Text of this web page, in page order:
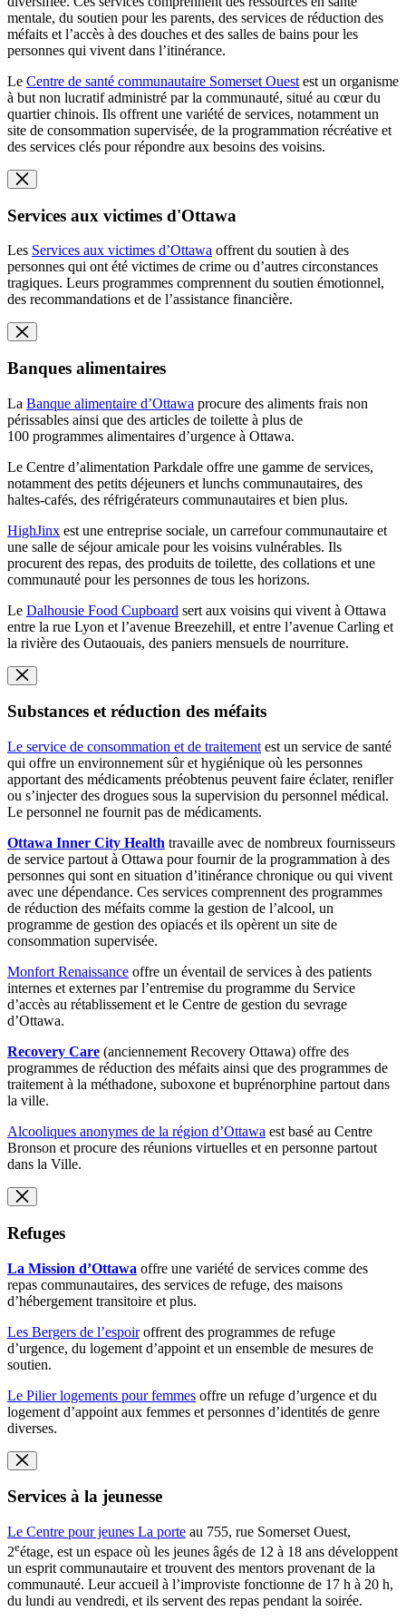
mentale, du soutien pour les parents, des services de réduction des
méfaits et l’accès à des douches et des salles de bains pour les
personnes qui vivent dans l’itinérance.
Le Centre de santé communautaire Somerset Ouest est un organisme
à but non lucratif administré par la communauté, situé au cœur du
quartier chinois. Ils offrent une variété de services, notamment un
site de consommation supervisée, de la programmation récréative et
des services clés pour répondre aux besoins des voisins.
Services aux victimes d'Ottawa
Les Services aux victimes d’Ottawa offrent du soutien à des
personnes qui ont été victimes de crime ou d’autres circonstances
tragiques. Leurs programmes comprennent du soutien émotionnel,
des recommandations et de l’assistance financière.
Banques alimentaires
La Banque alimentaire d’Ottawa procure des aliments frais non
périssables ainsi que des articles de toilette à plus de
100 programmes alimentaires d’urgence à Ottawa.
Le Centre d’alimentation Parkdale offre une gamme de services,
notamment des petits déjeuners et lunchs communautaires, des
haltes-cafés, des réfrigérateurs communautaires et bien plus.
HighJinx est une entreprise sociale, un carrefour communautaire et
une salle de séjour amicale pour les voisins vulnérables. Ils
procurent des repas, des produits de toilette, des collations et une
communauté pour les personnes de tous les horizons.
Le Dalhousie Food Cupboard sert aux voisins qui vivent à Ottawa
entre la rue Lyon et l’avenue Breezehill, et entre l’avenue Carling et
la rivière des Outaouais, des paniers mensuels de nourriture.
Substances et réduction des méfaits
Le service de consommation et de traitement est un service de santé
qui offre un environnement sûr et hygiénique où les personnes
apportant des médicaments préobtenus peuvent faire éclater, renifler
ou s’injecter des drogues sous la supervision du personnel médical.
Le personnel ne fournit pas de médicaments.
Ottawa Inner City Health travaille avec de nombreux fournisseurs
de service partout à Ottawa pour fournir de la programmation à des
personnes qui sont en situation d’itinérance chronique ou qui vivent
avec une dépendance. Ces services comprennent des programmes
de réduction des méfaits comme la gestion de l’alcool, un
programme de gestion des opiacés et ils opèrent un site de
consommation supervisée.
Monfort Renaissance offre un éventail de services à des patients
internes et externes par l’entremise du programme du Service
d’accès au rétablissement et le Centre de gestion du sevrage
d’Ottawa.
Recovery Care (anciennement Recovery Ottawa) offre des
programmes de réduction des méfaits ainsi que des programmes de
traitement à la méthadone, suboxone et buprénorphine partout dans
la ville.
Alcooliques anonymes de la région d’Ottawa est basé au Centre
Bronson et procure des réunions virtuelles et en personne partout
dans la Ville.
Refuges
La Mission d’Ottawa offre une variété de services comme des
repas communautaires, des services de refuge, des maisons
d’hébergement transitoire et plus.
Les Bergers de l’espoiroffrent des programmes de refuge
d’urgence, du logement d’appoint et un ensemble de mesures de
soutien.
Le Pilier logements pour femmes offre un refuge d’urgence et du
logement d’appoint aux femmes et personnes d’identités de genre
diverses.
Services à la jeunesse
Le Centre pour jeunes La porte au 755, rue Somerset Ouest,
2eétage, est un espace où les jeunes âgés de 12 à 18 ans développent
un esprit communautaire et trouvent des mentors provenant de la
communauté. Leur accueil à l’improviste fonctionne de 17 h à 20 h,
du lundi au vendredi, et ils servent des repas pendant la soirée.